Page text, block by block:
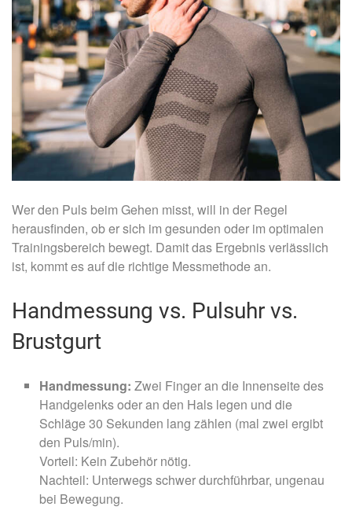
Wer den Puls beim Gehen misst, will in der Regel
herausfinden, ob er sich im gesunden oder im optimalen
Trainingsbereich bewegt. Damit das Ergebnis verlässlich
ist, kommt es auf die richtige Messmethode an.
Handmessung vs. Pulsuhr vs.
Brustgurt
Handmessung: Zwei Finger an die Innenseite des
Handgelenks oder an den Hals legen und die
Schläge 30 Sekunden lang zählen (mal zwei ergibt
den Puls/min).
Vorteil: Kein Zubehör nötig.
Nachteil: Unterwegs schwer durchführbar, ungenau
bei Bewegung.